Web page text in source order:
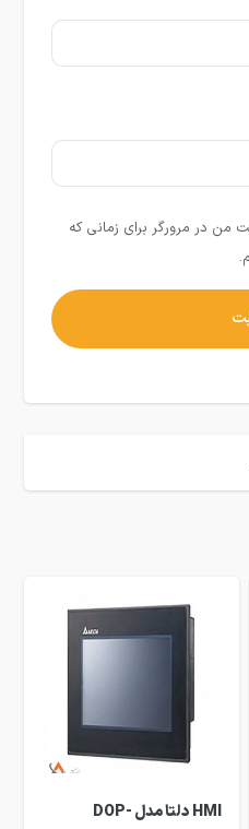
من در مرورگر برای زمانی که
HMI دلتا مدل DOP-